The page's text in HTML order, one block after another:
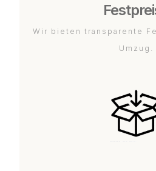
Wir bieten transparente
Umzug.